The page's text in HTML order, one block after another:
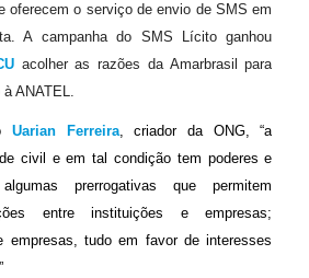
oferecem o serviço de envio de SMS em
A campanha do SMS Lícito ganhou
acolher as razões da Amarbrasil para
ANATEL.
Uarian Ferreira, criador da ONG, “a
civil e em tal condição tem poderes e
prerrogativas que permitem
entre instituições e empresas;
empresas, tudo em favor de interesses